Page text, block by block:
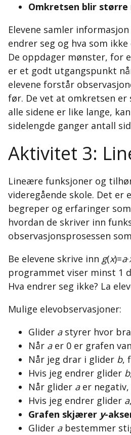
Omkretsen blir
Elevene samler
endrer seg og hva som
De oppdager mønster, for
er et godt utgangspunkt
elevene forstår
før. De vet at omkretsen er
alle sidene er like lange,
sidelengde ganger antall
Aktivitet 3:
Lineære funksjoner og
videregående skole. Det er
begreper og erfaringer
hvordan de skriver inn
observasjonsprosessen som
Be elevene skrive inn g(x)=a·
programmet viser minst 1
Hva endrer seg ikke? La
Mulige elevobservasjoner:
Glider astyrer hvor
Når aer 0 er grafen
Når jeg drar i glider b,
Hvis jeg endrer glider b
Når glider a er
Hvis jeg endrer glider a
Grafen skjærer y-
Glider abestemmer